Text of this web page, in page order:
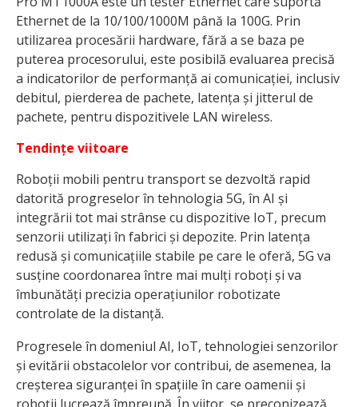
Ethernet de la 10/100/1000M până la 100G. Prin
utilizarea procesării hardware, fără a se baza pe
puterea procesorului, este posibilă evaluarea precisă
a indicatorilor de performanță ai comunicației, inclusiv
debitul, pierderea de pachete, latența și jitterul de
pachete, pentru dispozitivele LAN wireless.
Tendințe viitoare
Roboții mobili pentru transport se dezvoltă rapid
datorită progreselor în tehnologia 5G, în AI și
integrării tot mai strânse cu dispozitive IoT, precum
senzorii utilizați în fabrici și depozite. Prin latența
redusă și comunicațiile stabile pe care le oferă, 5G va
susține coordonarea între mai mulți roboți și va
îmbunătăți precizia operațiunilor robotizate
controlate de la distanță.
Progresele în domeniul AI, IoT, tehnologiei senzorilor
și evitării obstacolelor vor contribui, de asemenea, la
creșterea siguranței în spațiile în care oamenii și